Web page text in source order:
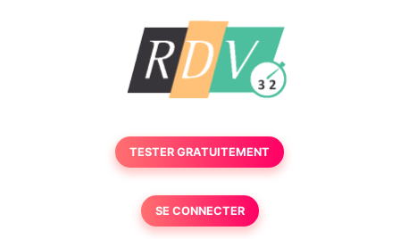
TESTER GRATUITEMENT
SE CONNECTER